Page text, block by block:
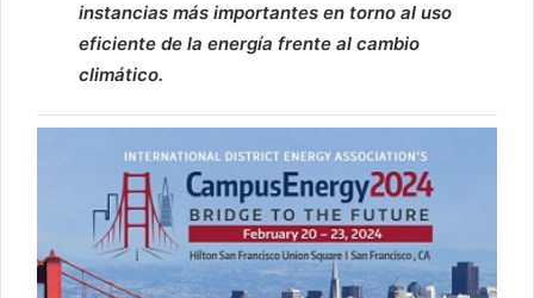
instancias más importantes en torno al uso
eficiente de la energía frente al cambio
climático.